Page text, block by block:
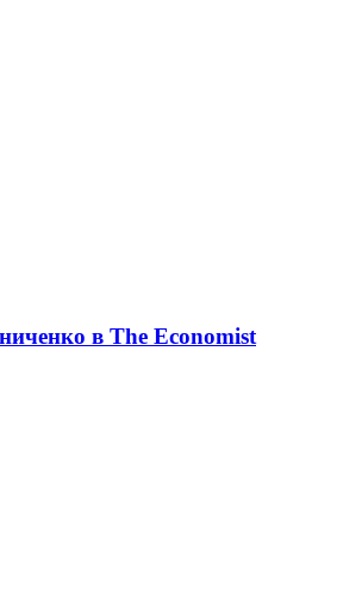
в The Economist